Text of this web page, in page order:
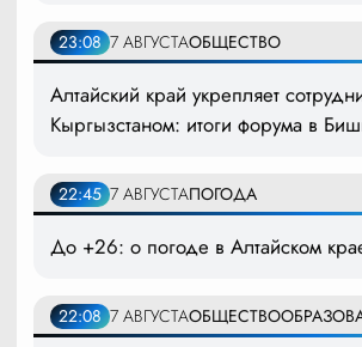
23:08 7 АВГУСТАОБЩЕСТВО
Алтайский край укрепляет
Кыргызстаном: итоги форума в
22:45 7 АВГУСТАПОГОДА
До +26: о погоде в Алтайском
22:08 7 АВГУСТАОБЩЕСТВО